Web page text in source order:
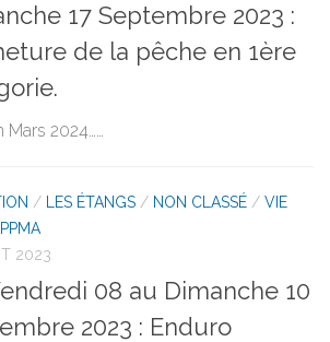
17 Septembre 2023 :
de la pêche en 1ère
Mars 2024……
/ LES ÉTANGS / NON CLASSÉ / VIE
2023
08 au Dimanche 10
2023 : Enduro